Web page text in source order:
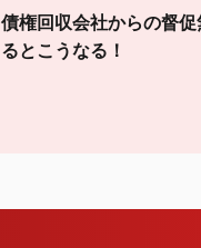
債権回収会社からの督
るとこうなる！